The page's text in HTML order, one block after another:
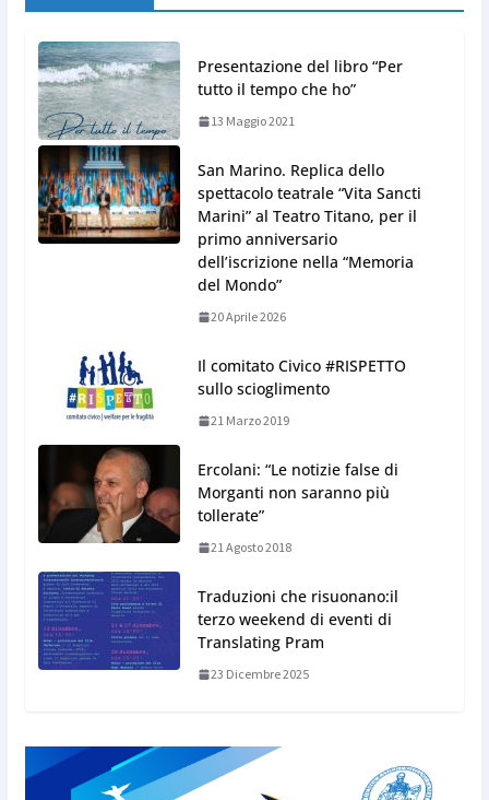
Presentazione del libro “Per
tutto il tempo che ho”
13 Maggio 2021
San Marino. Replica dello
spettacolo teatrale “Vita Sancti
Marini” al Teatro Titano, per il
primo anniversario
dell’iscrizione nella “Memoria
del Mondo”
20 Aprile 2026
Il comitato Civico #RISPETTO
sullo scioglimento
21 Marzo 2019
Ercolani: “Le notizie false di
Morganti non saranno più
tollerate”
21 Agosto 2018
Traduzioni che risuonano:il
terzo weekend di eventi di
Translating Pram
23 Dicembre 2025